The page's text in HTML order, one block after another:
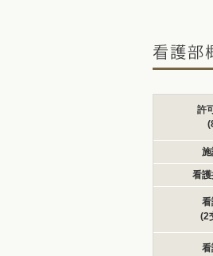
許
施
看
看
(2
看